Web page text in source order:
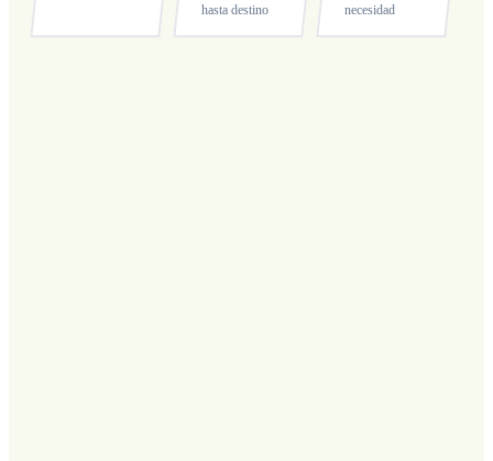
hasta destino
necesidad